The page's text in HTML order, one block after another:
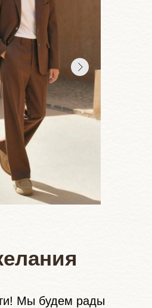
Мы будем рады